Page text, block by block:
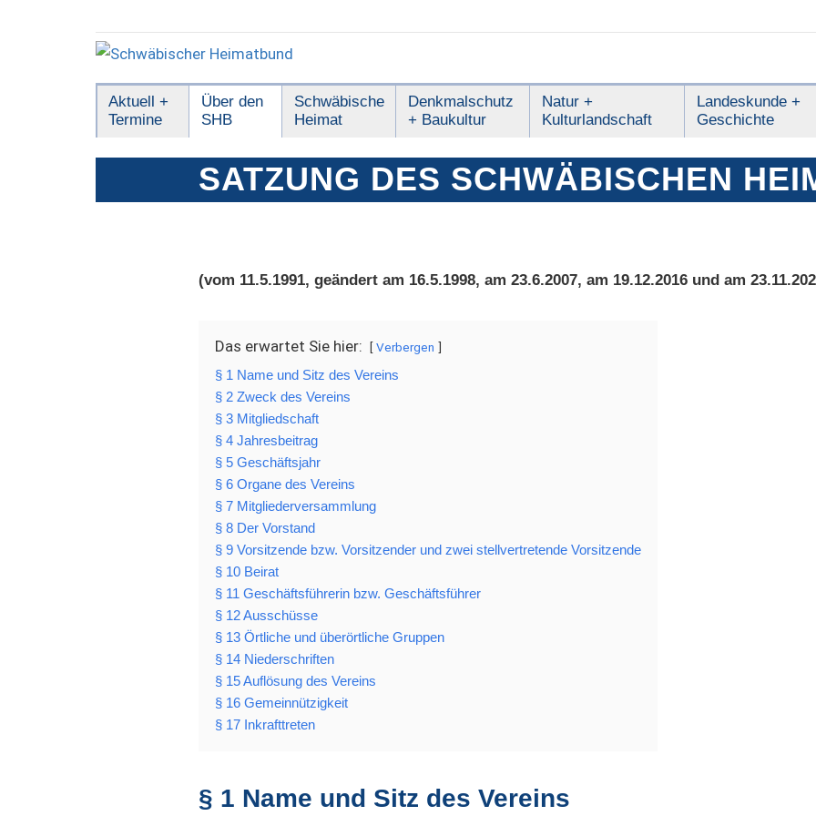
Schwäbischer
Heimatbund
Aktuell +
Termine
Über den
SHB
Schwäbische
Heimat
Denkmalschutz
+ Baukultur
Natur +
Kulturlandschaft
Landeskunde +
Geschichte
SATZUNG DES SCHWÄBISCHEN
(vom 11.5.1991, geändert am 16.5.1998, am 23.6.2007, am 19.12.2016 und am 23
Das erwartet Sie hier: Verbergen
§ 1 Name und Sitz des Vereins
§ 2 Zweck des Vereins
§ 3 Mitgliedschaft
§ 4 Jahresbeitrag
§ 5 Geschäftsjahr
§ 6 Organe des Vereins
§ 7 Mitgliederversammlung
§ 8 Der Vorstand
§ 9 Vorsitzende bzw. Vorsitzender und zwei stellvertretende Vorsitzende
§ 10 Beirat
§ 11 Geschäftsführerin bzw. Geschäftsführer
§ 12 Ausschüsse
§ 13 Örtliche und überörtliche Gruppen
§ 14 Niederschriften
§ 15 Auflösung des Vereins
§ 16 Gemeinnützigkeit
§ 17 Inkrafttreten
§ 1 Name und Sitz des Vereins